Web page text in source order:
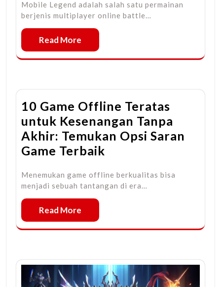
Mobile Legend adalah salah satu permainan
berjenis multiplayer online battle…
Read More
10 Game Offline Teratas
untuk Kesenangan Tanpa
Akhir: Temukan Opsi Saran
Game Terbaik
Menemukan game offline berkualitas bisa
menjadi sebuah tantangan di era…
Read More